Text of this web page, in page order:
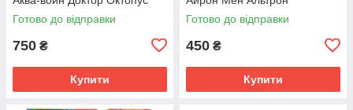
Готово до відправки
750 ₴
Купити
Готово до відправки
450 ₴
Купити